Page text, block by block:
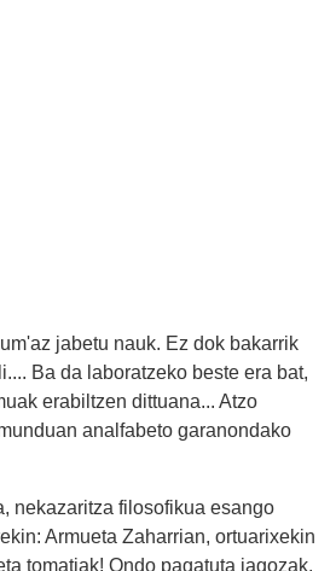
jabetu nauk. Ez dok bakarrik
Ba da laboratzeko beste era bat,
erabiltzen dittuana... Atzo
analfabeto garanondako
nekazaritza filosofikua esango
Armueta Zaharrian, ortuarixekin
tomatiak! Ondo pagatuta jagozak,